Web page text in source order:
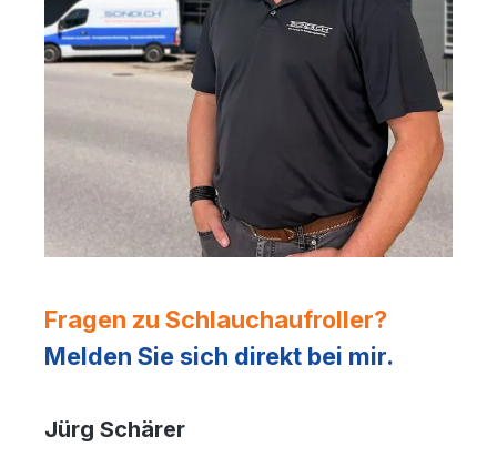
Fragen zu Schlauchaufroller?
Melden Sie sich direkt bei mir.
Jürg Schärer